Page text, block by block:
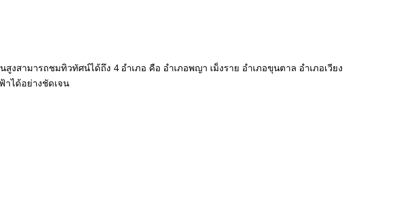
สามารถชมทิวทัศน์ได้ถึง 4 อำเภอ คือ อำเภอพญา เม็งราย อำเภอขุนตาล อำเภอเวียง
าได้อย่างชัดเจน